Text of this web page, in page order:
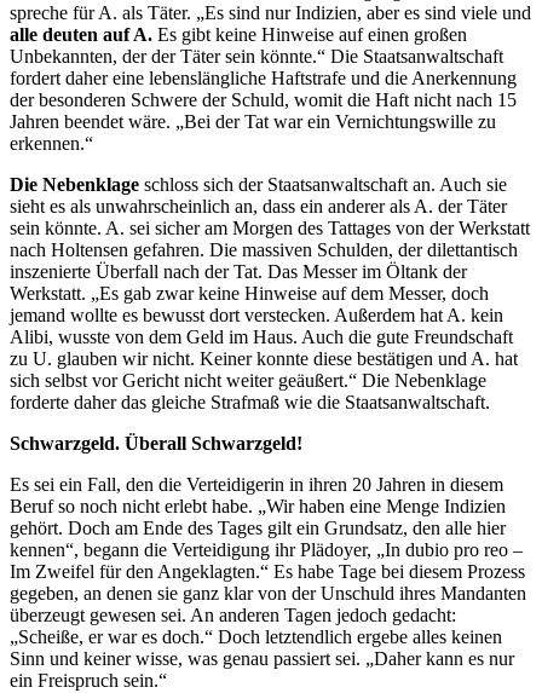
spreche für A. als Täter. „Es sind nur Indizien, aber es sind viele und
alle deuten auf A. Es gibt keine Hinweise auf einen großen
Unbekannten, der der Täter sein könnte.“ Die Staatsanwaltschaft
fordert daher eine lebenslängliche Haftstrafe und die Anerkennung
der besonderen Schwere der Schuld, womit die Haft nicht nach 15
Jahren beendet wäre. „Bei der Tat war ein Vernichtungswille zu
erkennen.“
Die Nebenklage schloss sich der Staatsanwaltschaft an. Auch sie
sieht es als unwahrscheinlich an, dass ein anderer als A. der Täter
sein könnte. A. sei sicher am Morgen des Tattages von der Werkstatt
nach Holtensen gefahren. Die massiven Schulden, der dilettantisch
inszenierte Überfall nach der Tat. Das Messer im Öltank der
Werkstatt. „Es gab zwar keine Hinweise auf dem Messer, doch
jemand wollte es bewusst dort verstecken. Außerdem hat A. kein
Alibi, wusste von dem Geld im Haus. Auch die gute Freundschaft
zu U. glauben wir nicht. Keiner konnte diese bestätigen und A. hat
sich selbst vor Gericht nicht weiter geäußert.“ Die Nebenklage
forderte daher das gleiche Strafmaß wie die Staatsanwaltschaft.
Schwarzgeld. Überall Schwarzgeld!
Es sei ein Fall, den die Verteidigerin in ihren 20 Jahren in diesem
Beruf so noch nicht erlebt habe. „Wir haben eine Menge Indizien
gehört. Doch am Ende des Tages gilt ein Grundsatz, den alle hier
kennen“, begann die Verteidigung ihr Plädoyer, „In dubio pro reo –
Im Zweifel für den Angeklagten.“ Es habe Tage bei diesem Prozess
gegeben, an denen sie ganz klar von der Unschuld ihres Mandanten
überzeugt gewesen sei. An anderen Tagen jedoch gedacht:
„Scheiße, er war es doch.“ Doch letztendlich ergebe alles keinen
Sinn und keiner wisse, was genau passiert sei. „Daher kann es nur
ein Freispruch sein.“